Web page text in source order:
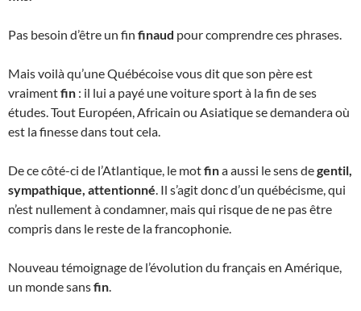
Pas besoin d’être un fin finaud pour comprendre ces phrases.
Mais voilà qu’une Québécoise vous dit que son père est
vraimentfin : il lui a payé une voiture sport à la fin de ses
études. Tout Européen, Africain ou Asiatique se demandera où
est la finesse dans tout cela.
De ce côté-ci de l’Atlantique, le motfina aussi le sens degentil,
sympathique, attentionné. Il s’agit donc d’un québécisme, qui
n’est nullement à condamner, mais qui risque de ne pas être
compris dans le reste de la francophonie.
Nouveau témoignage de l’évolution du français en Amérique,
un monde sansfin.